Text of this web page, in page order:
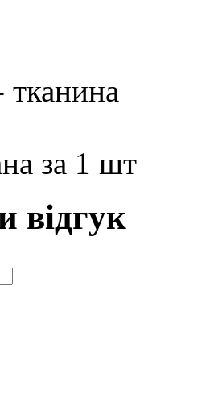
тканина
за 1 шт
відгук